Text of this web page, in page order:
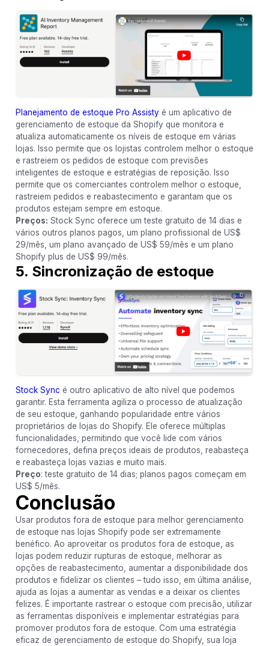
Planejamento de estoque Pro Assistyé um aplicativo de
gerenciamento de estoque da Shopify que monitora e
atualiza automaticamente os níveis de estoque em várias
lojas. Isso permite que os lojistas controlem melhor o estoque
e rastreiem os pedidos de estoque com previsões
inteligentes de estoque e estratégias de reposição. Isso
permite que os comerciantes controlem melhor o estoque,
rastreiem pedidos e reabastecimento e garantam que os
produtos estejam sempre em estoque.
Preços: Stock Sync oferece um teste gratuito de 14 dias e
vários outros planos pagos, um plano profissional de US$
29/mês, um plano avançado de US$ 59/mês e um plano
Shopify plus de US$ 99/mês.
5. Sincronização de estoque
Stock Sync é outro aplicativo de alto nível que podemos
garantir. Esta ferramenta agiliza o processo de atualização
de seu estoque, ganhando popularidade entre vários
proprietários de lojas do Shopify. Ele oferece múltiplas
funcionalidades, permitindo que você lide com vários
fornecedores, defina preços ideais de produtos, reabasteça
e reabasteça lojas vazias e muito mais.
Preço: teste gratuito de 14 dias; planos pagos começam em
US$ 5/mês.
Conclusão
Usar produtos fora de estoque para melhor gerenciamento
de estoque nas lojas Shopify pode ser extremamente
benéfico. Ao aproveitar os produtos fora de estoque, as
lojas podem reduzir rupturas de estoque, melhorar as
opções de reabastecimento, aumentar a disponibilidade dos
produtos e fidelizar os clientes – tudo isso, em última análise,
ajuda as lojas a aumentar as vendas e a deixar os clientes
felizes. É importante rastrear o estoque com precisão, utilizar
as ferramentas disponíveis e implementar estratégias para
promover produtos fora de estoque. Com uma estratégia
eficaz de gerenciamento de estoque do Shopify, sua loja